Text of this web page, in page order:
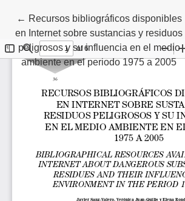
← Volver a los detalles del artículo
Recursos bibliográficos disponibles
en Internet sobre sustancias y residuos
peligrosos y su influencia en el medio
ambiente en el periodo 1975 a 2005